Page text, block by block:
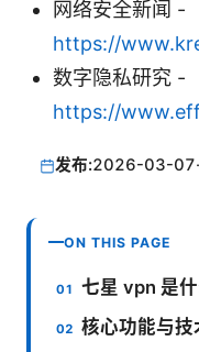
网络安全新闻 -
https://
数字隐私研究 -
https://
发布:2026-03-07·
ON THIS PAGE
七星 vpn 是
核心功能与技